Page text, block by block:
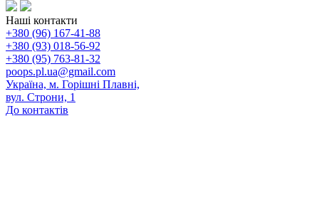
Наші контакти
+380 (96) 167-41-88
+380 (93) 018-56-92
+380 (95) 763-81-32
poops.pl.ua@gmail.com
Україна, м. Горішні Плавні,
вул. Строни, 1
До контактів